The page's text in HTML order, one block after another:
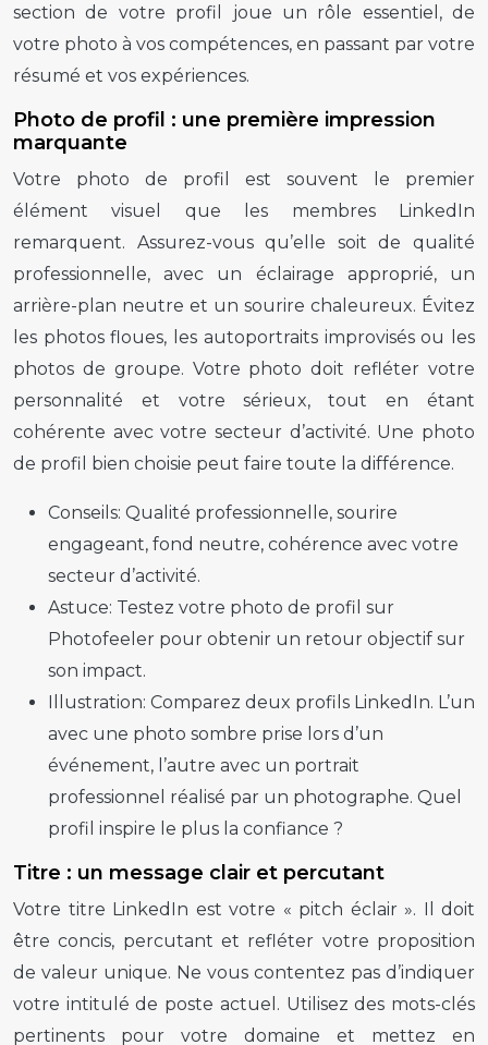
section de votre profil joue un rôle essentiel, de
votre photo à vos compétences, en passant par votre
résumé et vos expériences.
Photo de profil : une première impression
marquante
Votre photo de profil est souvent le premier
élément visuel que les membres LinkedIn
remarquent. Assurez-vous qu’elle soit de qualité
professionnelle, avec un éclairage approprié, un
arrière-plan neutre et un sourire chaleureux. Évitez
les photos floues, les autoportraits improvisés ou les
photos de groupe. Votre photo doit refléter votre
personnalité et votre sérieux, tout en étant
cohérente avec votre secteur d’activité. Une photo
de profil bien choisie peut faire toute la différence.
Conseils: Qualité professionnelle, sourire
engageant, fond neutre, cohérence avec votre
secteur d’activité.
Astuce: Testez votre photo de profil sur
Photofeeler pour obtenir un retour objectif sur
son impact.
Illustration: Comparez deux profils LinkedIn. L’un
avec une photo sombre prise lors d’un
événement, l’autre avec un portrait
professionnel réalisé par un photographe. Quel
profil inspire le plus la confiance ?
Titre : un message clair et percutant
Votre titre LinkedIn est votre « pitch éclair ». Il doit
être concis, percutant et refléter votre proposition
de valeur unique. Ne vous contentez pas d’indiquer
votre intitulé de poste actuel. Utilisez des mots-clés
pertinents pour votre domaine et mettez en